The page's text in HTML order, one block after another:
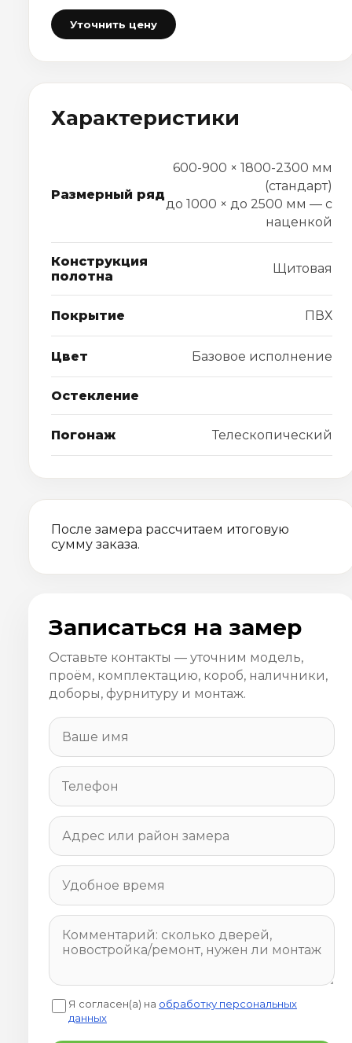
Уточнить цену
Характеристики
Размерный ряд
600-900 × 1800-2300 мм
(стандарт)
до 1000 × до 2500 мм — с
наценкой
Конструкция
полотна
Щитовая
Покрытие ПВХ
Цвет Базовое исполнение
Остекление
Погонаж Телескопический
После замера рассчитаем итоговую
сумму заказа.
Записаться на замер
Оставьте контакты — уточним модель,
проём, комплектацию, короб, наличники,
доборы, фурнитуру и монтаж.
Я согласен(а) на обработку персональных
данных